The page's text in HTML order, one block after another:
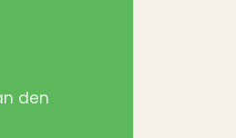
den